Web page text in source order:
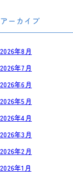
アーカイブ
2026年8月
2026年7月
2026年6月
2026年5月
2026年4月
2026年3月
2026年2月
2026年1月